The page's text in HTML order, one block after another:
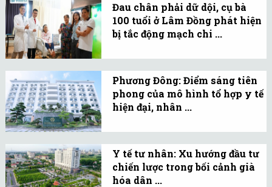
đếm photon đầu tiên
miền Bắc, chẩn đoán sớm
ung thư, tim mạch, đột
quỵ với độ phân giải cao,
liều tia thấp.
Đau chân phải dữ dội, cụ bà
100 tuổi ở Lâm Đồng phát hiện
bị tắc động mạch chi ...
hành trong tinh thần
thần tốc và đầy quyết
tâm tránh biến chứng,
giữ lại đôi chân cho
người bệnh.
Phương Đông: Điểm sáng tiên
phong của mô hình tổ hợp y tế
hiện đại, nhân ...
gia đầu ngành, đang trở
thành điểm sáng mô
Y tế tư nhân: Xu hướng đầu tư
chiến lược trong bối cảnh già
hóa dân ...